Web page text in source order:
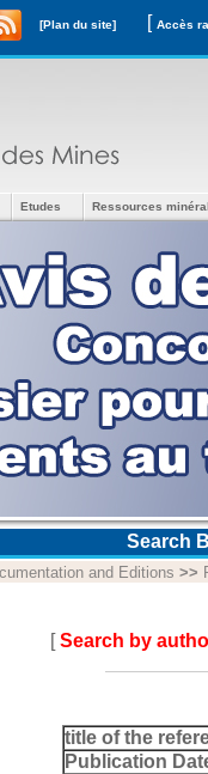
[Plan du site] [
Etudes Ressources
Search
and Editions >>
[Search by
title of the
Publication